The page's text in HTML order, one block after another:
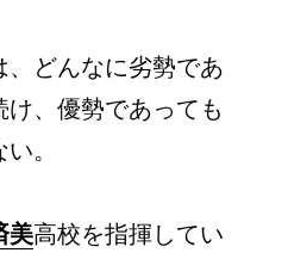
どんなに劣勢であ
、優勢であっても
。
美高校を指揮してい